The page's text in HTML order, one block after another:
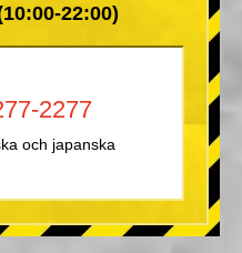
22:00)
2277
och japanska